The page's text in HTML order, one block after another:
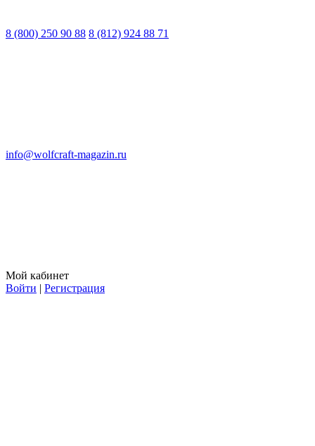
8 (800) 250 90 88 8 (812) 924 88 71
info@wolfcraft-magazin.ru
Мой кабинет
Войти | Регистрация